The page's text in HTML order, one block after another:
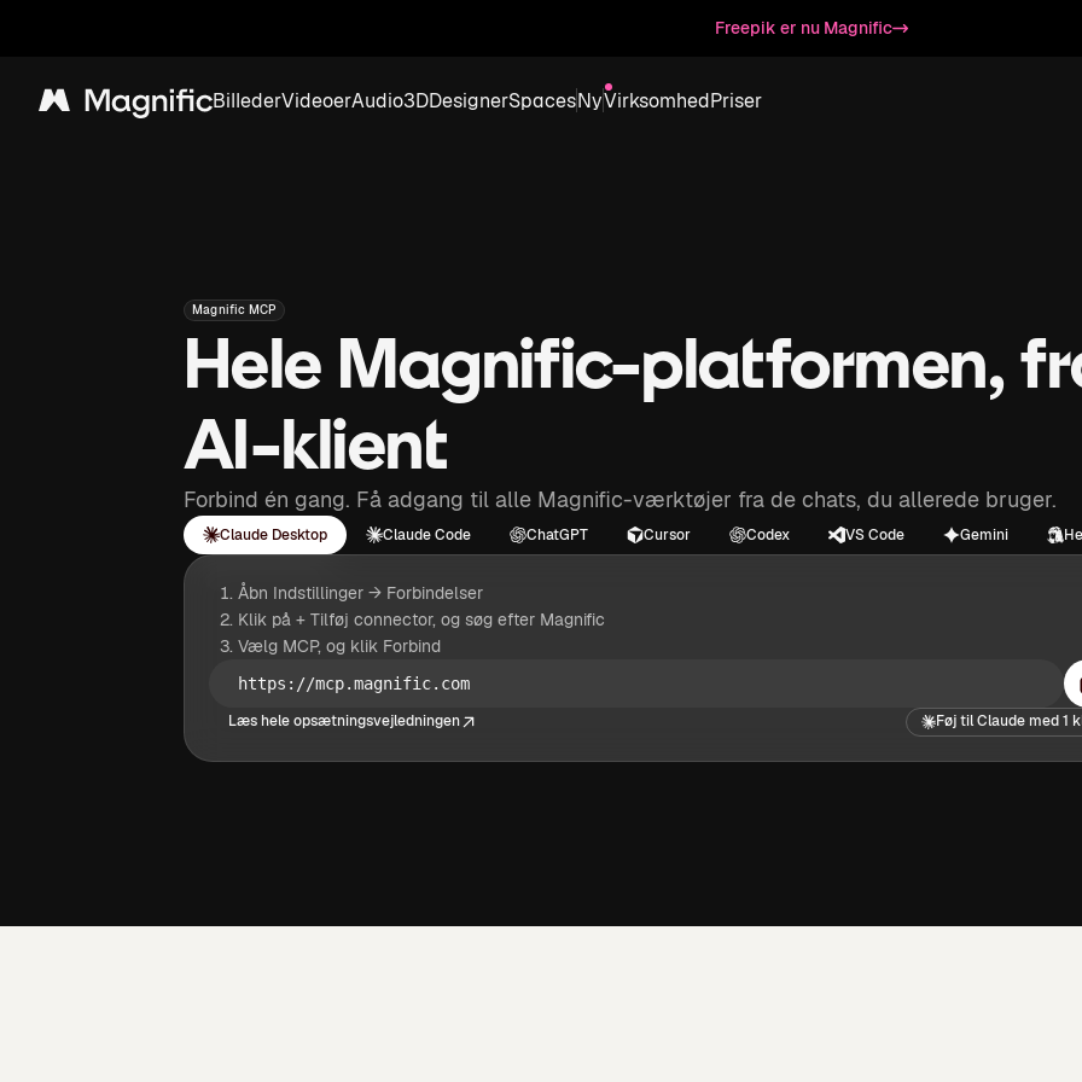
Freepik er nu Magnific
Magnific BillederVideoerAudio3DDesignerSpacesNyVirksomhedPriser
Magnific MCP
Hele Magnific-platformen,
AI-klient
Forbind én gang. Få adgang til alle Magnific-værktøjer fra de chats, du allerede bruger.
Claude Desktop Claude Code ChatGPT Cursor Codex VS Code Gemini
Åbn Indstillinger → Forbindelser
Klik på + Tilføj connector, og søg efter Magnific
Vælg MCP, og klik Forbind
https://mcp.magnific.com
Læs hele opsætningsvejledningen
Føj til Claude med 1